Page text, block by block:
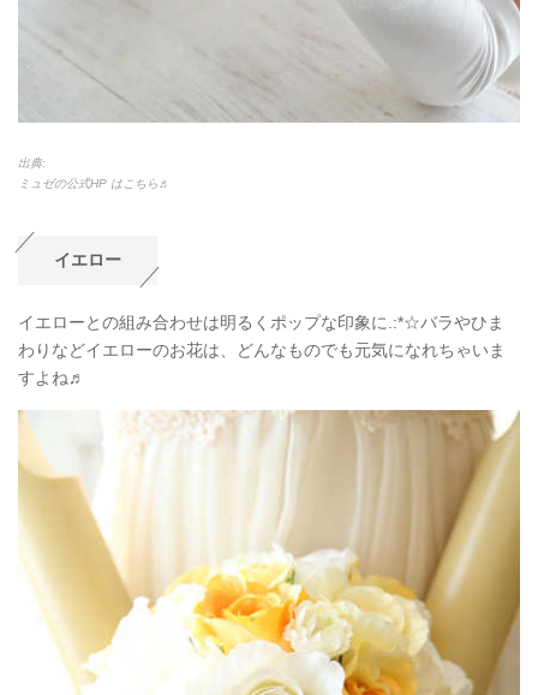
出典:
ミュゼの公式HP はこちら♬
イエロー
イエローとの組み合わせは明るくポップな印象に.:*☆バラやひま
わりなどイエローのお花は、どんなものでも元気になれちゃいま
すよね♬